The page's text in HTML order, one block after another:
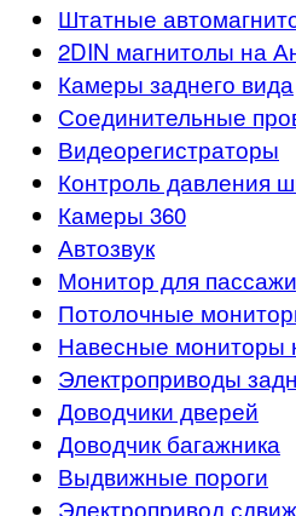
Штатные
2DIN магнитолы на
Камеры заднего вида
Соединительные
Видеорегистраторы
Контроль давления
Камеры 360
Автозвук
Монитор для
Потолочные
Навесные мониторы
Электроприводы
Доводчики дверей
Доводчик багажника
Выдвижные пороги
Электропривод